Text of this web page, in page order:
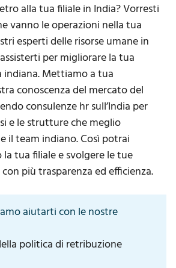
alla tua filiale in India? Vorresti
vanno le operazioni nella tua
esperti delle risorse umane in
per migliorare la tua
Mettiamo a tua
conoscenza del mercato del
consulenze hr sull’India per
e le strutture che meglio
il team indiano. Così potrai
tua filiale e svolgere le tue
più trasparenza ed efficienza.
aiutarti con le nostre
politica di retribuzione